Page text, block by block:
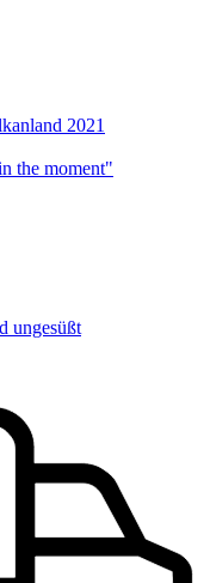
2021
the moment"
ungesüßt